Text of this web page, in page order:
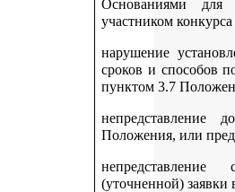
Основаниями для
участником
нарушение
сроков и способов
пунктом 3.7
непредставление
Положения, или
непредставление
(уточненной) заявки